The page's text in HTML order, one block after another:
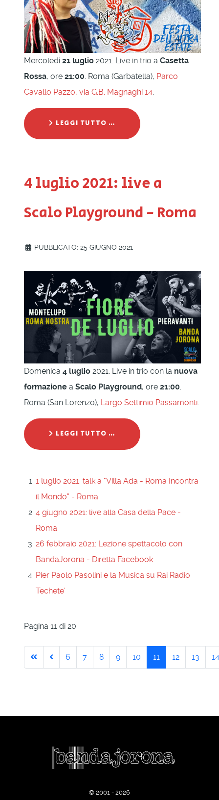
Mercoledì 21 luglio 2021. Live in trio a Casetta
Rossa, ore 21:00. Roma (Garbatella), Parco
Cavallo Pazzo, via G.B. Magnaghi 14.
LEGGI TUTTO …
4 luglio 2021: live a
Scalo Playground - Roma
PUBBLICATO: 25 GIUGNO 2021
Domenica 4 luglio 2021. Live in trio con la nuova
formazione a Scalo Playground, ore 21:00.
Roma (San Lorenzo), Largo Settimio Passamonti.
LEGGI TUTTO …
1 luglio 2021: talk a "Villa Ada - Roma Incontra
il Mondo" - Roma
4 giugno 2021: live alla Casa della Pace -
Roma
26 febbraio 2021: Lezione spettacolo con
BandaJorona - Diretta Facebook
Pier Paolo Pasolini e la Musica su Rai Radio
Techete'
Pagina 11 di 20
6 7 8 9 10 11 12 13 14
© 2001 - 2026